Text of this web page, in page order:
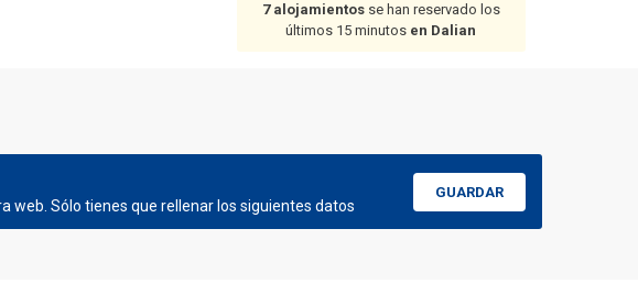
7 alojamientosse han reservado los
últimos 15 minutos en Dalian
web. Sólo tienes que rellenar los siguientes datos
GUARDAR